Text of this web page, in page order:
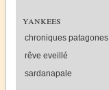
yankees
chroniques patagones
rêve eveillé
sardanapale